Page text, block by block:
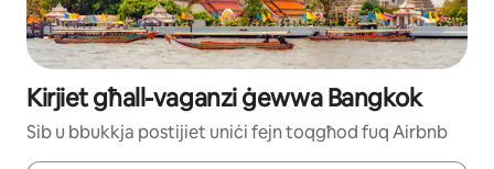
Kirjiet għall-vaganzi ġewwa Bangkok
Sib u bbukkja postijiet uniċi fejn toqgħod fuq Airbnb